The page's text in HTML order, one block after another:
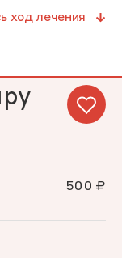
ход лечения
500 ₽